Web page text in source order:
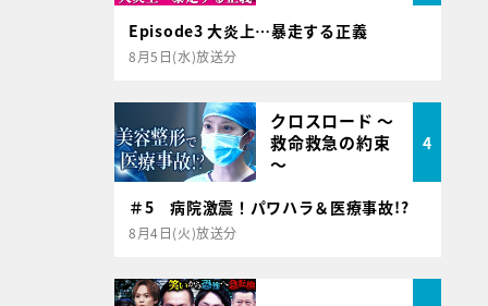
Episode3 大炎上…暴走する正義
8月5日(水)放送分
クロスロード ～
救命救急の約束
～
4
＃5 病院激震！パワハラ＆医療事故!?
8月4日(火)放送分